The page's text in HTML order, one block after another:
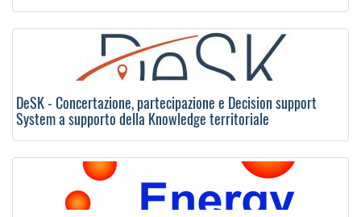
DeSK - Concertazione, partecipazione e Decision support
System a supporto della Knowledge territoriale